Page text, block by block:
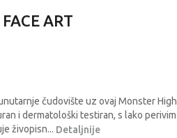
ART
čudovište uz ovaj Monster
i dermatološki testiran, s lako perivim
živopisn... Detaljnije